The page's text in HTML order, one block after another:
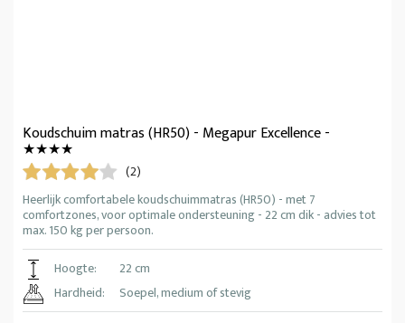
Koudschuim matras (HR50) - Megapur Excellence -
★★★★
(2)
Heerlijk comfortabele koudschuimmatras (HR50) - met 7
comfortzones, voor optimale ondersteuning - 22 cm dik - advies tot
max. 150 kg per persoon.
Hoogte:
22 cm
Hardheid:
Soepel, medium of stevig